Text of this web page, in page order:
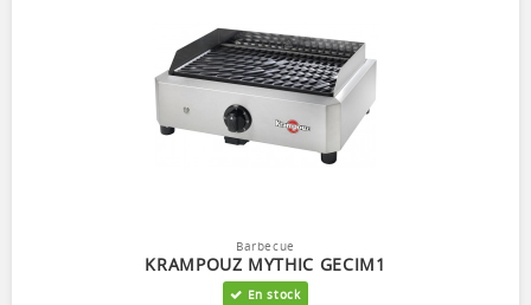
Barbecue
KRAMPOUZ MYTHIC GECIM1
En stock